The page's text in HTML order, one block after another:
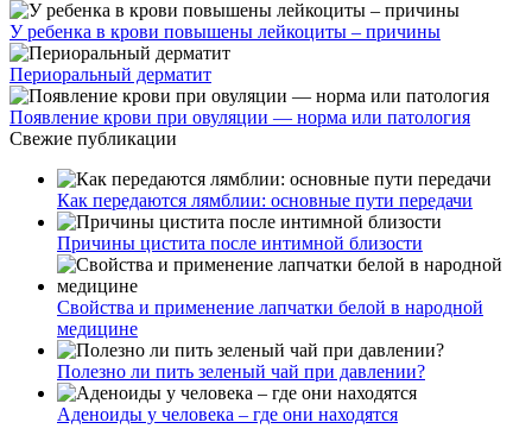
У ребенка в крови повышены лейкоциты – причины
Периоральный дерматит
Появление крови при овуляции — норма или патология
Свежие публикации
Как передаются лямблии: основные пути передачи
Причины цистита после интимной близости
Свойства и применение лапчатки белой в народной
медицине
Полезно ли пить зеленый чай при давлении?
Аденоиды у человека – где они находятся